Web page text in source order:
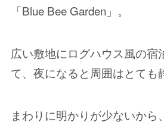
「Blue Bee Garden」。
広い敷地にログハウス風の宿
て、夜になると周囲はとても
まわりに明かりが少ないから